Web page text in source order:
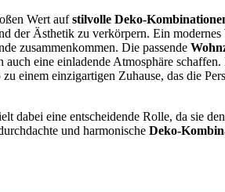
Wert aufstilvolle Deko-
der Ästhetik zu verkörpern. Ein
zusammenkommen. Die passende
eine einladende Atmosphäre
zu einem einzigartigen Zuhause, das die
dabei eine entscheidende Rolle, da sie
und harmonische Deko-